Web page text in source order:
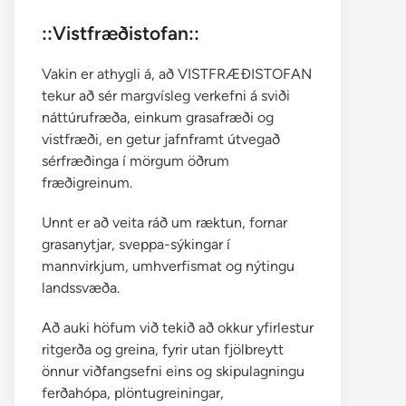
::Vistfræðistofan::
Vakin er athygli á, að VISTFRÆÐISTOFAN
tekur að sér margvísleg verkefni á sviði
náttúrufræða, einkum grasafræði og
vistfræði, en getur jafnframt útvegað
sérfræðinga í mörgum öðrum
fræðigreinum.
Unnt er að veita ráð um ræktun, fornar
grasanytjar, sveppa-sýkingar í
mannvirkjum, umhverfismat og nýtingu
landssvæða.
Að auki höfum við tekið að okkur yfirlestur
ritgerða og greina, fyrir utan fjölbreytt
önnur viðfangsefni eins og skipulagningu
ferðahópa, plöntugreiningar,